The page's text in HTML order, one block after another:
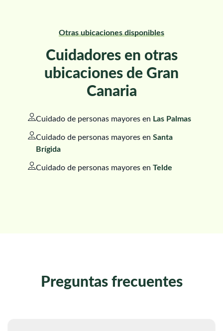
Otras ubicaciones disponibles
Cuidadores en otras
ubicaciones de Gran
Canaria
Cuidado de personas mayores en Las Palmas
Cuidado de personas mayores en Santa
Brígida
Cuidado de personas mayores en Telde
Preguntas frecuentes